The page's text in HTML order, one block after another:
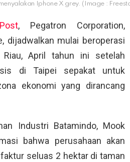
Iphone X grey. (Image :
, Pegatron Corporation,
dijadwalkan mulai beroperasi
Riau, April tahun ini setelah
di Taipei sepakat untuk
ekonomi yang dirancang
Industri Batamindo, Mook
bahwa perusahaan akan
seluas 2 hektar di taman